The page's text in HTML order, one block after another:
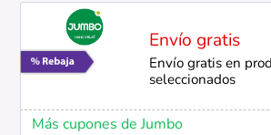
Envío gratis
Envío gratis en
seleccionados
Más cupones de Jumbo